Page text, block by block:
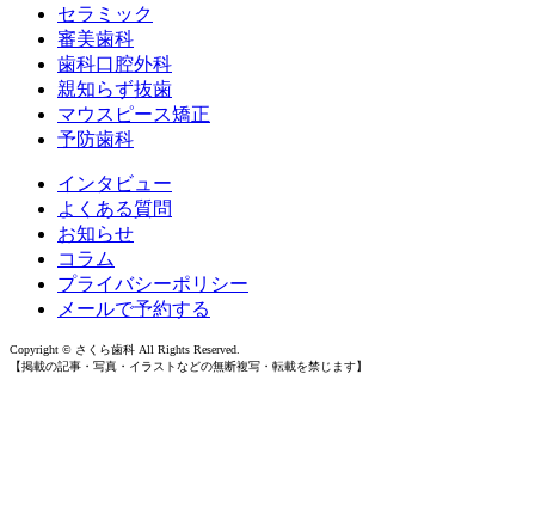
セラミック
審美歯科
歯科口腔外科
親知らず抜歯
マウスピース矯正
予防歯科
インタビュー
よくある質問
お知らせ
コラム
プライバシーポリシー
メールで予約する
Copyright © さくら歯科 All Rights Reserved.
【掲載の記事・写真・イラストなどの無断複写・転載を禁じます】